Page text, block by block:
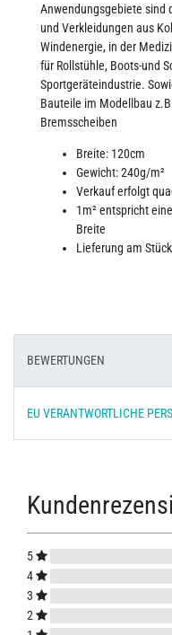
Anwendungsgebiete sind
und Verkleidungen aus
Windenergie, in der
für Rollstühle, Boots-und
Sportgeräteindustrie.
Bauteile im Modellbau
Bremsscheiben
Breite: 120cm
Gewicht: 240g/m²
Verkauf erfolgt
1m² entspricht
Breite
Lieferung am
BEWERTUNGEN
EU VERANTWORTLICHE
5
4
3
2